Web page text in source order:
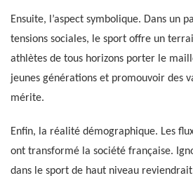
Ensuite, l’aspect symbolique. Dans un
tensions sociales, le sport offre un
athlètes de tous horizons porter le
jeunes générations et promouvoir des
mérite.
Enfin, la réalité démographique. Les
ont transformé la société française.
dans le sport de haut niveau